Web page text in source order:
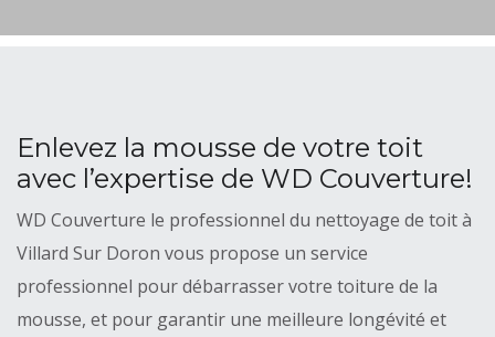
Enlevez la mousse de votre toit
avec l’expertise de WD Couverture!
WD Couverture le professionnel du nettoyage de toit à
Villard Sur Doron vous propose un service
professionnel pour débarrasser votre toiture de la
mousse, et pour garantir une meilleure longévité et